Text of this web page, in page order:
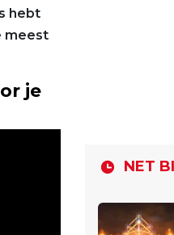
hebt
meest
je
NET